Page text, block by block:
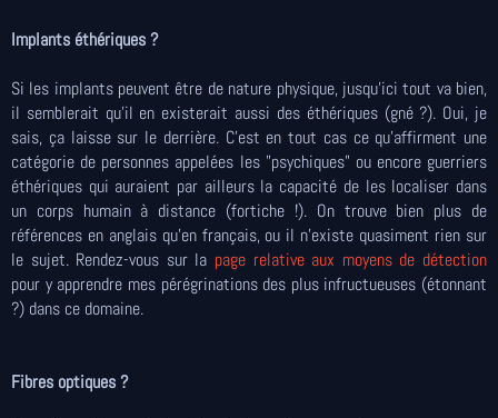
Implants éthériques ?
Si les implants peuvent être de nature physique, jusqu'ici tout va bien,
il semblerait qu'il en existerait aussi des éthériques (gné ?). Oui, je
sais, ça laisse sur le derrière. C'est en tout cas ce qu'affirment une
catégorie de personnes appelées les "psychiques" ou encore guerriers
éthériques qui auraient par ailleurs la capacité de les localiser dans
un corps humain à distance (fortiche !). On trouve bien plus de
références en anglais qu'en français, ou il n'existe quasiment rien sur
le sujet. Rendez-vous sur la page relative aux moyens de détection
pour y apprendre mes pérégrinations des plus infructueuses (étonnant
?) dans ce domaine.
Fibres optiques ?